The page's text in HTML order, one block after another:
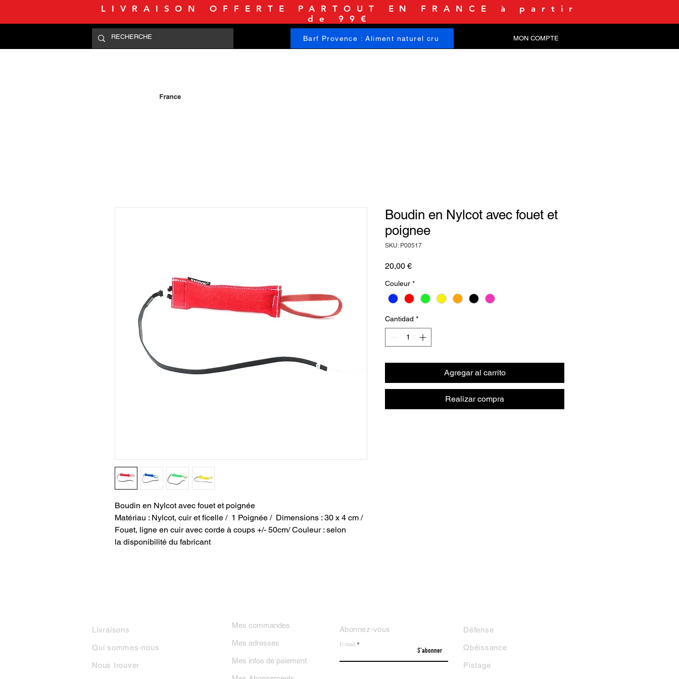
LIVRAISON OFFERTE PARTOUT EN FRANCE à partir
de 99€
Barf Provence : Aliment naturel cru MON COMPTE
Boudin en Nylcot avec fouet et poignée
Matériau : Nylcot, cuir et ficelle / 1 Poignée / Dimensions : 30 x 4 cm /
Fouet, ligne en cuir avec corde à coups +/- 50cm/ Couleur : selon
la disponibilité du fabricant
Boudin en Nylcot avec fouet et
poignee
SKU: P00517
20,00 €Precio
Couleur *
Cantidad *
Agregar al carrito
Realizar compra
Livraisons
Qui sommes-nous
Nous trouver
Abonnez-vous
E-mail
S'abonner
Défense
Obéissance
Pistage
Mes commandes
Mes adresses
Mes infos de paiement